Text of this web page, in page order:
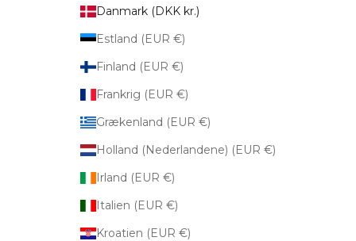
Danmark (DKK kr.)
Estland (EUR €)
Finland (EUR €)
Frankrig (EUR €)
Grækenland (EUR €)
Holland (Nederlandene) (EUR €)
Irland (EUR €)
Italien (EUR €)
Kroatien (EUR €)